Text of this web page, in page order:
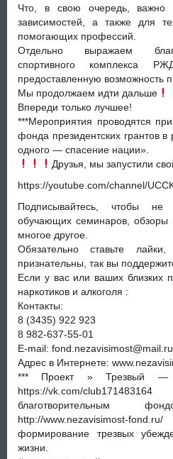
Что, в свою очередь, важно
зависимостей, а также для
помогающих профессий.
Отдельно выражаем
спортивного комплекса
предоставленную возможность
Мы продолжаем идти дальше
Впереди только лучшее!
***Мероприятия проводятся
фонда президентских грантов
одного — спасение нации».
Друзья, мы запустили
https://youtube.com/channel/
Подписывайтесь, чтобы не
обучающих семинаров, обзоры
многое другое.
Обязательно ставьте
признательны, так вы
Если у вас или ваших близких
наркотиков и алкоголя :
Контакты:
8 (3435) 922 923
8 982-637-55-01
E-mail: fond.nezavisimost@mail.ru
Адрес в Интернете:
*** Проект » Трезвый
https://vk.com/
благотворительным
http://www.nezavisimost-
формирование трезвых
жизни.